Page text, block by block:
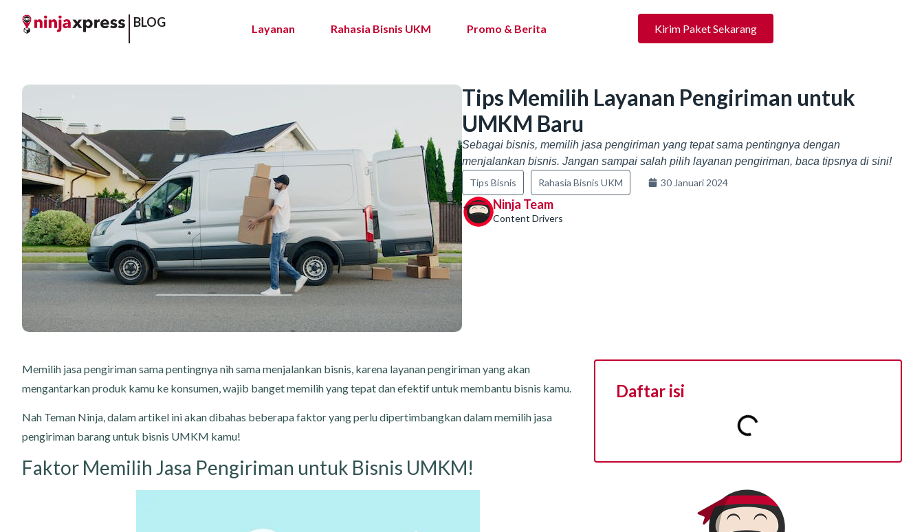
BLOG Layanan Rahasia Bisnis UKM Promo & Berita Kirim Paket Sekarang
Tips Memilih Layanan Pengiriman untuk
UMKM Baru
Sebagai bisnis, memilih jasa pengiriman yang tepat sama pentingnya dengan
menjalankan bisnis. Jangan sampai salah pilih layanan pengiriman, baca tipsnya di sini!
Tips Bisnis
Rahasia Bisnis UKM 30 Januari 2024
Ninja Team
Content Drivers
Memilih jasa pengiriman sama pentingnya nih sama menjalankan bisnis, karena layanan pengiriman yang akan
mengantarkan produk kamu ke konsumen, wajib banget memilih yang tepat dan efektif untuk membantu bisnis kamu.
Nah Teman Ninja, dalam artikel ini akan dibahas beberapa faktor yang perlu dipertimbangkan dalam memilih jasa
pengiriman barang untuk bisnis UMKM kamu!
Faktor Memilih Jasa Pengiriman untuk Bisnis UMKM!
Daftar isi